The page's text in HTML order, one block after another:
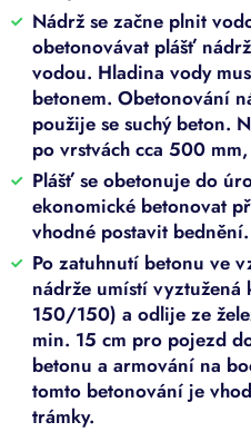
Nádrž se začne plnit
obetonovávat plášť
vodou. Hladina vody
betonem. Obetonování
použije se suchý beton.
po vrstvách cca 500
Plášť se obetonuje do
ekonomické betonovat
vhodné postavit bednění.
Po zatuhnutí betonu ve
nádrže umístí
150/150) a odlije ze
min. 15 cm pro pojezd
betonu a armování na
tomto betonování je
trámky.